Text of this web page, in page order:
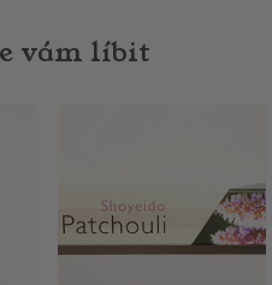
vám líbit